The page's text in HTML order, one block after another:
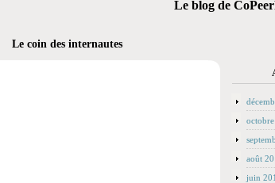
Le blog de
Le coin des internautes
août
juin